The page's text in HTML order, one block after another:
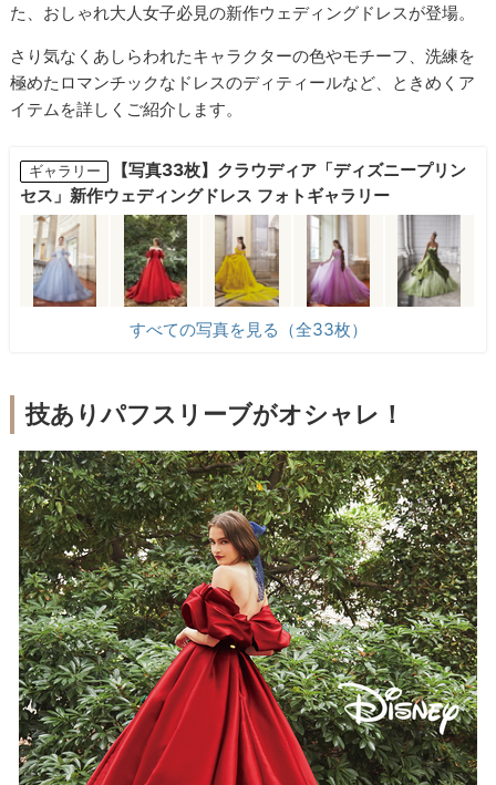
た、おしゃれ大人女子必見の新作ウェディングドレスが登場。
さり気なくあしらわれたキャラクターの色やモチーフ、洗練を
極めたロマンチックなドレスのディティールなど、ときめくア
イテムを詳しくご紹介します。
ギャラリー
【写真33枚】クラウディア「ディズニープリン
セス」新作ウェディングドレス フォトギャラリー
すべての写真を見る（全33枚）
技ありパフスリーブがオシャレ！